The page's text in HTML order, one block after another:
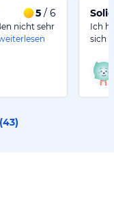
5 / 6
nicht sehr
Ich
sich
43)